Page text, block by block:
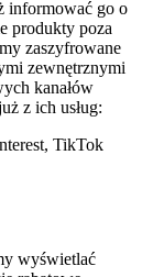
informować go o
produkty poza
zaszyfrowane
zewnętrznymi
kanałów
z ich usług:
TikTok
wyświetlać